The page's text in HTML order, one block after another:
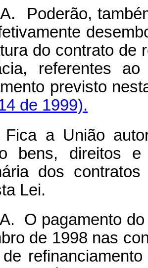
Poderão,
do contrato de
referentes
de 1999).
a União
bens, direitos
dos
Lei.
O pagamento
de 1998 nas